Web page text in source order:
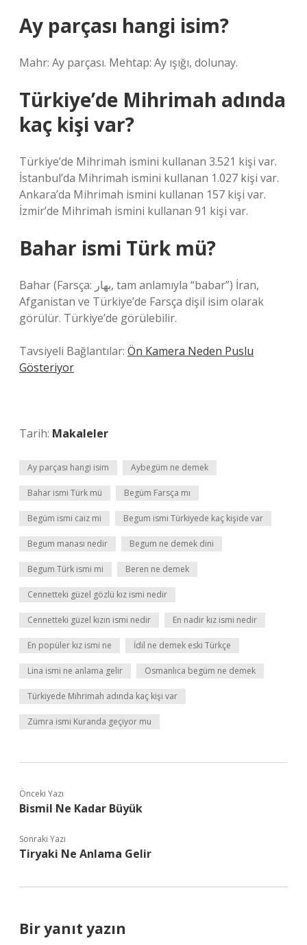
Ay parçası hangi isim?
Mahr: Ay parçası. Mehtap: Ay ışığı, dolunay.
Türkiye’de Mihrimah adında
kaç kişi var?
Türkiye’de Mihrimah ismini kullanan 3.521 kişi var.
İstanbul’da Mihrimah ismini kullanan 1.027 kişi var.
Ankara’da Mihrimah ismini kullanan 157 kişi var.
İzmir’de Mihrimah ismini kullanan 91 kişi var.
Bahar ismi Türk mü?
Bahar (Farsça: بهار, tam anlamıyla “babar”) İran,
Afganistan ve Türkiye’de Farsça dişil isim olarak
görülür. Türkiye’de görülebilir.
Tavsiyeli Bağlantılar: Ön Kamera Neden Puslu
Gösteriyor
Tarih: Makaleler
Ay parçası hangi isim Aybegüm ne demek
Bahar ismi Türk mü Begüm Farsça mı
Begüm ismi caiz mi Begum ismi Türkiyede kaç kişide var
Begum manası nedir Begum ne demek dini
Begum Türk ismi mi Beren ne demek
Cennetteki güzel gözlü kız ismi nedir
Cennetteki güzel kızın ismi nedir En nadir kız ismi nedir
En popüler kız ismi ne İdil ne demek eski Türkçe
Lina ismi ne anlama gelir Osmanlıca begüm ne demek
Türkiyede Mihrimah adında kaç kişi var
Zümra ismi Kuranda geçiyor mu
Önceki Yazı
Bismil Ne Kadar Büyük
Sonraki Yazı
Tiryaki Ne Anlama Gelir
Bir yanıt yazın